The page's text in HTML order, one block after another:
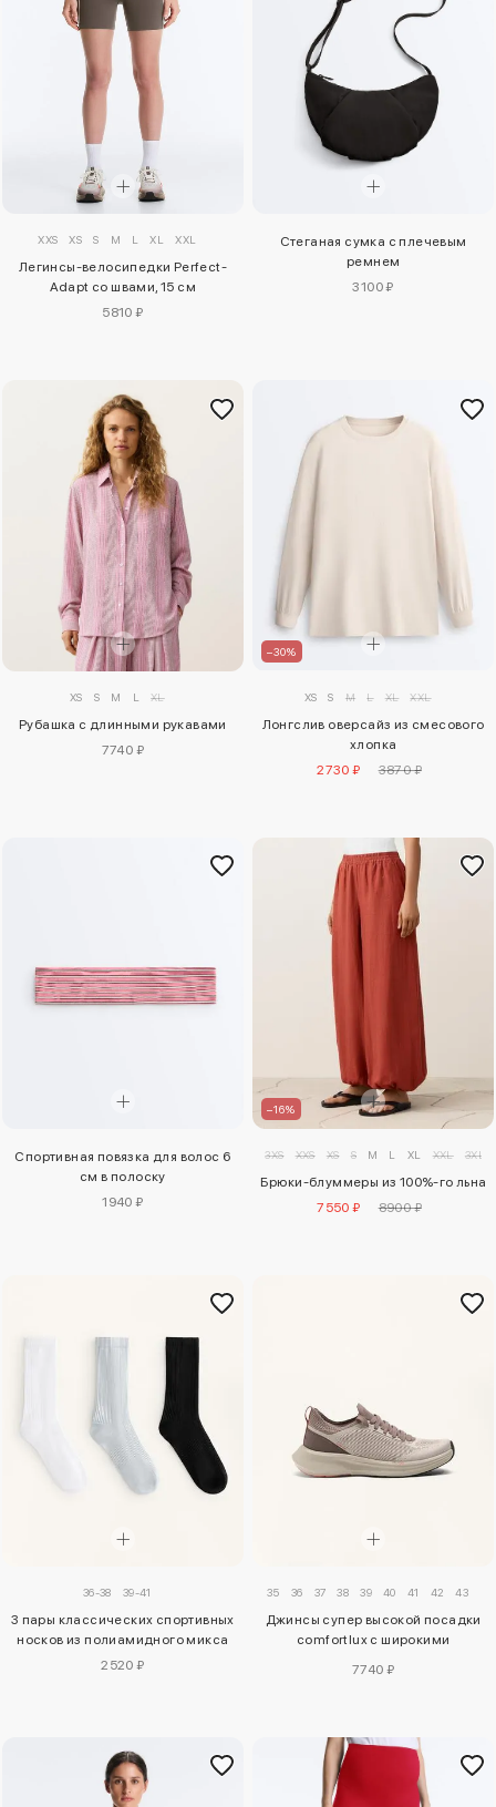
XXS XS S M L XL XXL
Легинсы-велосипедки Perfect-
Adapt со швами, 15 см
5810 ₽
Стеганая сумка с плечевым
ремнем
3100 ₽
XS S M L XL
Рубашка с длинными рукавами
7740 ₽
–30%
XS S M L XL XXL
Лонгслив оверсайз из смесового
хлопка
2730 ₽
3870 ₽
Спортивная повязка для волос 6
см в полоску
1940 ₽
–16%
3XS XXS XS S M L XL XXL 3XL
Брюки-блуммеры из 100%-го льна
7550 ₽
8900 ₽
36-38 39-41
3 пары классических спортивных
носков из полиамидного микса
2520 ₽
35 36 37 38 39 40 41 42 43
Джинсы супер высокой посадки
comfortlux с широкими
7740 ₽